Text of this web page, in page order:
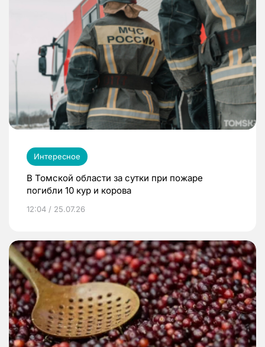
Интересное
В Томской области за сутки при пожаре
погибли 10 кур и корова
12:04 / 25.07.26